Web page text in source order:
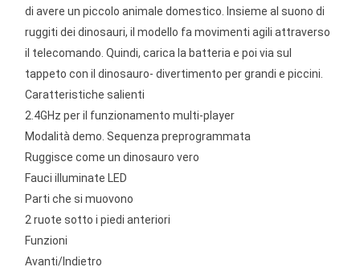
di avere un piccolo animale domestico. Insieme al suono di
ruggiti dei dinosauri, il modello fa movimenti agili attraverso
il telecomando. Quindi, carica la batteria e poi via sul
tappeto con il dinosauro- divertimento per grandi e piccini.
Caratteristiche salienti
2.4GHz per il funzionamento multi-player
Modalità demo. Sequenza preprogrammata
Ruggisce come un dinosauro vero
Fauci illuminate LED
Parti che si muovono
2 ruote sotto i piedi anteriori
Funzioni
Avanti/Indietro